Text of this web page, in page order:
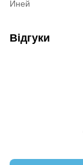
Иней
Відгуки